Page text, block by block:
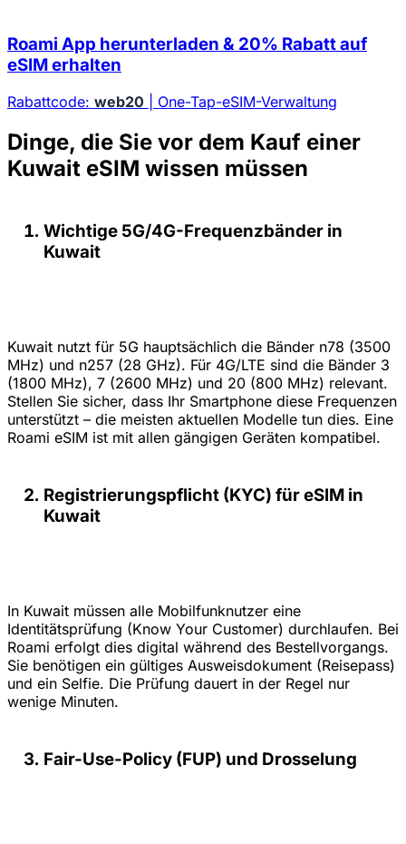
Roami App herunterladen & 20% Rabatt auf
eSIM erhalten
Rabattcode: web20 | One-Tap-eSIM-Verwaltung
Dinge, die Sie vor dem Kauf einer
Kuwait eSIM wissen müssen
Wichtige 5G/4G-Frequenzbänder in
Kuwait
Kuwait nutzt für 5G hauptsächlich die Bänder n78 (3500
MHz) und n257 (28 GHz). Für 4G/LTE sind die Bänder 3
(1800 MHz), 7 (2600 MHz) und 20 (800 MHz) relevant.
Stellen Sie sicher, dass Ihr Smartphone diese Frequenzen
unterstützt – die meisten aktuellen Modelle tun dies. Eine
Roami eSIM ist mit allen gängigen Geräten kompatibel.
Registrierungspflicht (KYC) für eSIM in
Kuwait
In Kuwait müssen alle Mobilfunknutzer eine
Identitätsprüfung (Know Your Customer) durchlaufen. Bei
Roami erfolgt dies digital während des Bestellvorgangs.
Sie benötigen ein gültiges Ausweisdokument (Reisepass)
und ein Selfie. Die Prüfung dauert in der Regel nur
wenige Minuten.
Fair-Use-Policy (FUP) und Drosselung